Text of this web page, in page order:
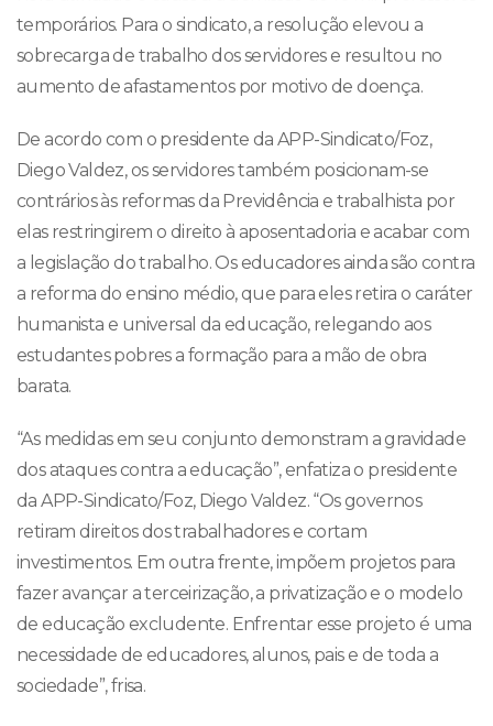
temporários. Para o sindicato, a resolução elevou a
sobrecarga de trabalho dos servidores e resultou no
aumento de afastamentos por motivo de doença.
De acordo com o presidente da APP-Sindicato/Foz,
Diego Valdez, os servidores também posicionam-se
contrários às reformas da Previdência e trabalhista por
elas restringirem o direito à aposentadoria e acabar com
a legislação do trabalho. Os educadores ainda são contra
a reforma do ensino médio, que para eles retira o caráter
humanista e universal da educação, relegando aos
estudantes pobres a formação para a mão de obra
barata.
“As medidas em seu conjunto demonstram a gravidade
dos ataques contra a educação”, enfatiza o presidente
da APP-Sindicato/Foz, Diego Valdez. “Os governos
retiram direitos dos trabalhadores e cortam
investimentos. Em outra frente, impõem projetos para
fazer avançar a terceirização, a privatização e o modelo
de educação excludente. Enfrentar esse projeto é uma
necessidade de educadores, alunos, pais e de toda a
sociedade”, frisa.